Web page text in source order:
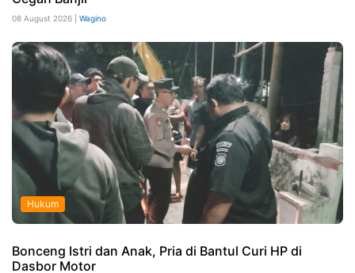
08 August 2026 | Wagino
Hukum
Bonceng Istri dan Anak, Pria di Bantul Curi HP di
Dasbor Motor